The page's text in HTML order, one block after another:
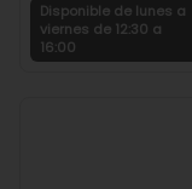
Disponible de lunes a
viernes de 12:30 a
16:00